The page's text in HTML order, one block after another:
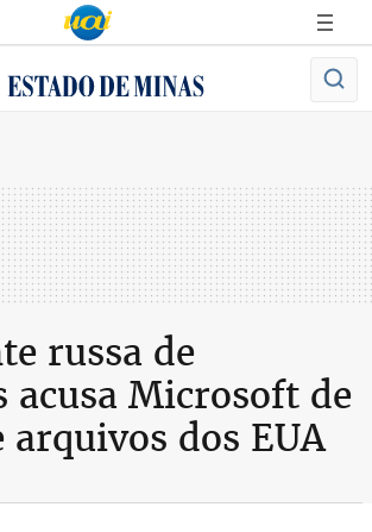
russa de
Microsoft de
arquivos dos EUA